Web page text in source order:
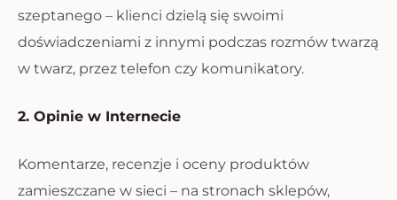
szeptanego – klienci dzielą się swoimi
doświadczeniami z innymi podczas rozmów twarzą
w twarz, przez telefon czy komunikatory.
2. Opinie w Internecie
Komentarze, recenzje i oceny produktów
zamieszczane w sieci – na stronach sklepów,